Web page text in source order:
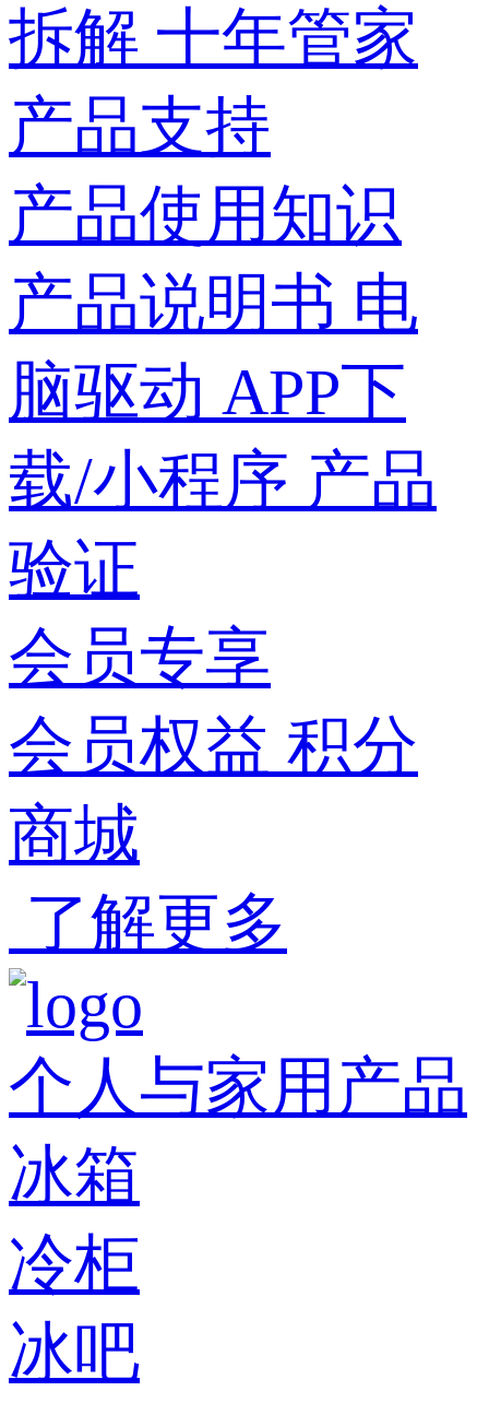
拆解 十年管家
产品支持
产品使用知识
产品说明书 电
脑驱动 APP下
载/小程序 产品
验证
会员专享
会员权益 积分
商城
了解更多
个人与家用产品
冰箱
冷柜
冰吧